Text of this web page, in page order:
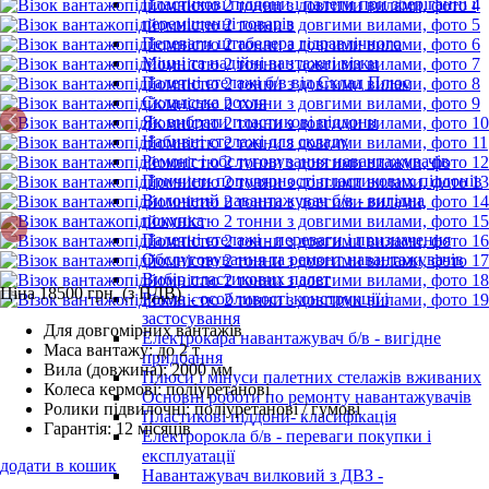
Пластикові піддони і палети при зберіганні і
переміщенні товарів
Переваги штабелера гідравлічного
Міцні та надійні вантажні візки
Палетні стелажі б/в від Склад Плюс
Складська рохля
Як вибрати пластикові піддони
Набивні стелажі для складу
Ремонт і обслуговування навантажувачів
Причини популярності пластикових піддонів
Вилочний навантажувач б/в - вигідна
покупка
Палетні стелажі - переваги і призначення
Обслуговування та ремонт навантажувачів
Вибір пластикових палет
Рокла - особливості конструкції і
застосування
Електрокара навантажувач б/в - вигідне
придбання
Плюси і мінуси палетних стелажів вживаних
Основні роботи по ремонту навантажувачів
Пластикові піддони- класифікація
Електророкла б/в - переваги покупки і
експлуатації
Навантажувач вилковий з ДВЗ -
Ціна 18500 грн. (з ПДВ)
Для довгомірних вантажів
Маса вантажу: до 2 т
Вила (довжина): 2000 мм
Колеса кермові: поліуретанові
Ролики підвилочні: поліуретанові / гумові
Гарантія: 12 місяців
додати в кошик